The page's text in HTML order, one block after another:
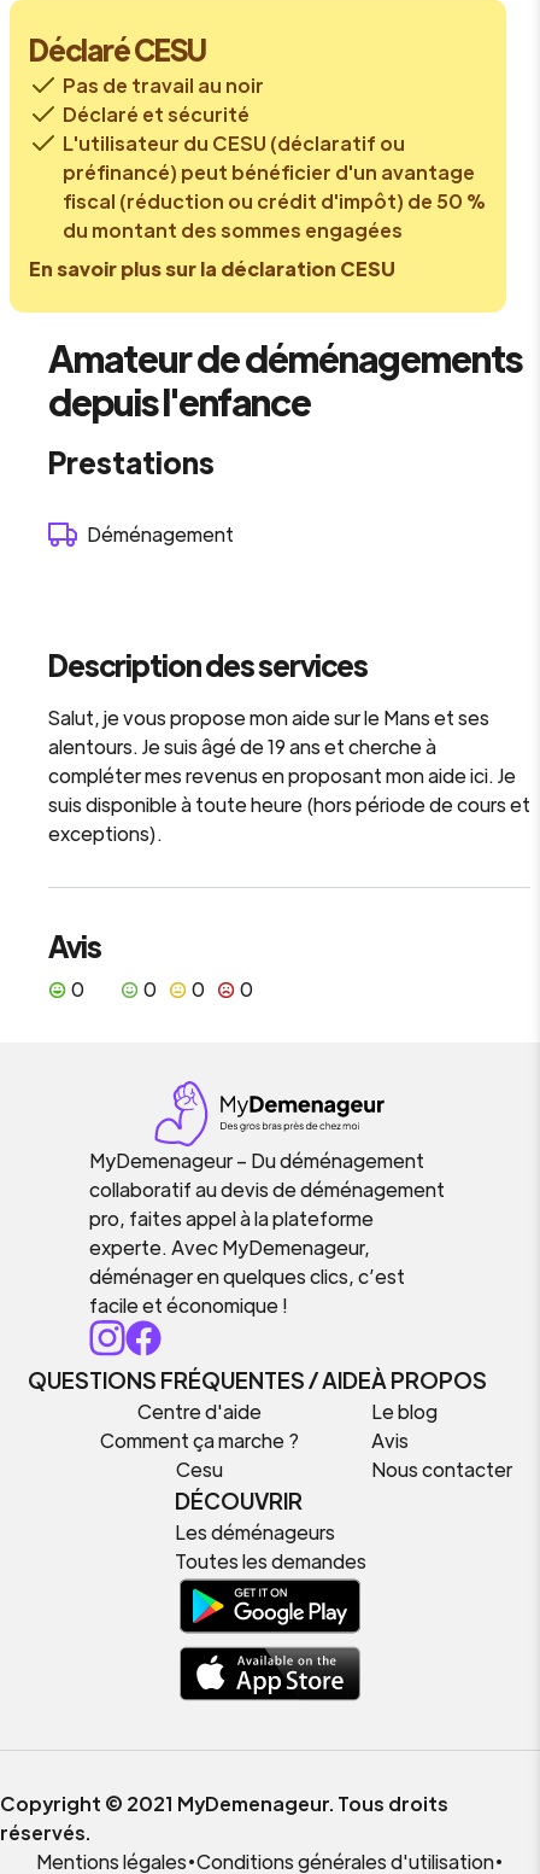
Déclaré CESU
Pas de travail au noir
Déclaré et sécurité
L'utilisateur du CESU (déclaratif ou
préfinancé) peut bénéficier d'un avantage
fiscal (réduction ou crédit d'impôt) de 50 %
du montant des sommes engagées
En savoir plus sur la déclaration CESU
Amateur de déménagements
depuis l'enfance
Prestations
Déménagement
Description des services
Salut, je vous propose mon aide sur le Mans et ses
alentours. Je suis âgé de 19 ans et cherche à
compléter mes revenus en proposant mon aide ici. Je
suis disponible à toute heure (hors période de cours et
exceptions).
Avis
0 0 0 0
MyDemenageur – Du déménagement
collaboratif au devis de déménagement
pro, faites appel à la plateforme
experte. Avec MyDemenageur,
déménager en quelques clics, c’est
facile et économique !
QUESTIONS FRÉQUENTES / AIDE
Centre d'aide
Comment ça marche ?
Cesu
À PROPOS
Le blog
Avis
Nous contacter
DÉCOUVRIR
Les déménageurs
Toutes les demandes
Copyright © 2021 MyDemenageur. Tous droits
réservés.
Mentions légales•Conditions générales d'utilisation•